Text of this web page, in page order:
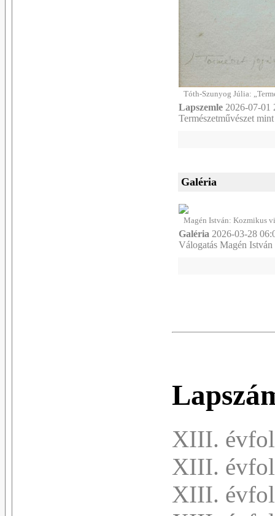
Tóth-Szunyog Júlia:
Lapszemle 2026-07-01
Természetművészet
Galéria
Magén István: Kozmikus
Galéria 2026-03-28
Válogatás Magén
XIII.
XIII.
XIII.